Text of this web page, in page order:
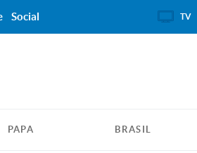
PAPA BRASIL
Social TV